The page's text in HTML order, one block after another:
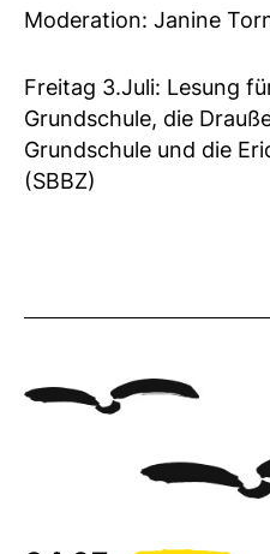
Moderation: Janine
Freitag 3.Juli: Lesung
Grundschule, die
Grundschule und die
(SBBZ)